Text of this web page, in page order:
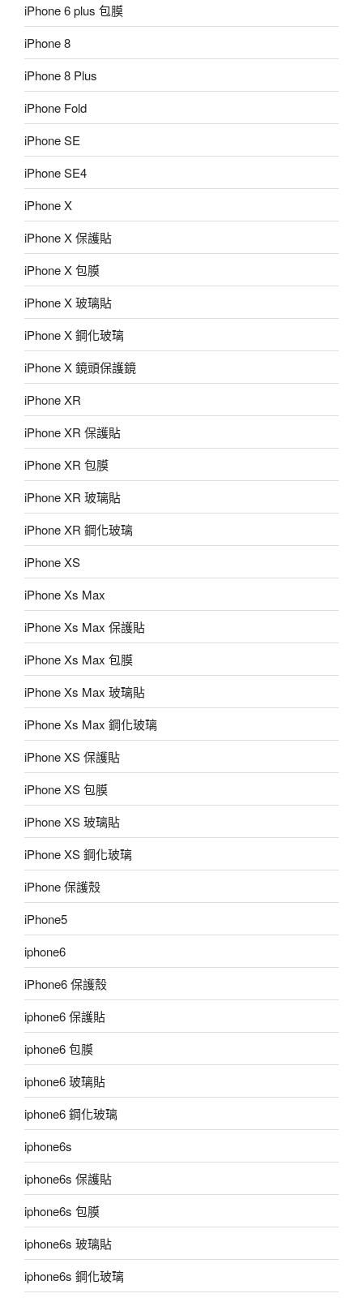
iPhone 6 plus 包膜
iPhone 8
iPhone 8 Plus
iPhone Fold
iPhone SE
iPhone SE4
iPhone X
iPhone X 保護貼
iPhone X 包膜
iPhone X 玻璃貼
iPhone X 鋼化玻璃
iPhone X 鏡頭保護鏡
iPhone XR
iPhone XR 保護貼
iPhone XR 包膜
iPhone XR 玻璃貼
iPhone XR 鋼化玻璃
iPhone XS
iPhone Xs Max
iPhone Xs Max 保護貼
iPhone Xs Max 包膜
iPhone Xs Max 玻璃貼
iPhone Xs Max 鋼化玻璃
iPhone XS 保護貼
iPhone XS 包膜
iPhone XS 玻璃貼
iPhone XS 鋼化玻璃
iPhone 保護殼
iPhone5
iphone6
iPhone6 保護殼
iphone6 保護貼
iphone6 包膜
iphone6 玻璃貼
iphone6 鋼化玻璃
iphone6s
iphone6s 保護貼
iphone6s 包膜
iphone6s 玻璃貼
iphone6s 鋼化玻璃